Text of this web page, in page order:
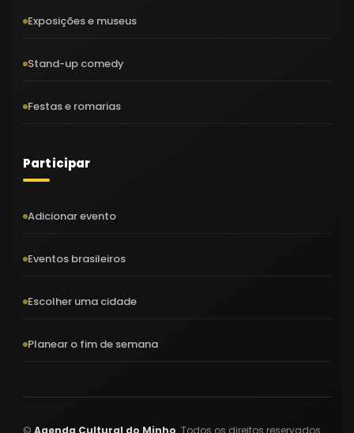
Exposições e museus
Stand-up comedy
Festas e romarias
Participar
Adicionar evento
Eventos brasileiros
Escolher uma cidade
Planear o fim de semana
© Agenda Cultural do Minho . Todos os direitos reservados.